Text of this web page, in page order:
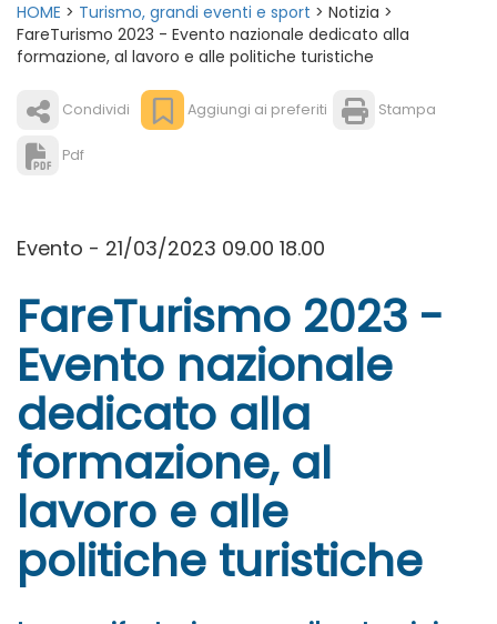
HOME > Turismo, grandi eventi e sport > Notizia >
FareTurismo 2023 - Evento nazionale dedicato alla
formazione, al lavoro e alle politiche turistiche
Condividi Aggiungi ai preferiti Stampa
Pdf
Evento - 21/03/2023 09.00 18.00
FareTurismo 2023 -
Evento nazionale
dedicato alla
formazione, al
lavoro e alle
politiche turistiche